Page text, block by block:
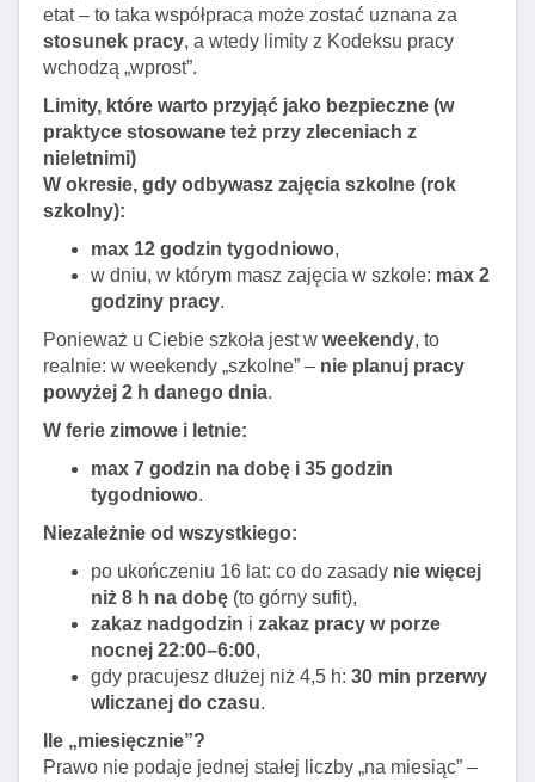
etat – to taka współpraca może zostać uznana za
stosunek pracy, a wtedy limity z Kodeksu pracy
wchodzą „wprost”.
Limity, które warto przyjąć jako bezpieczne (w
praktyce stosowane też przy zleceniach z
nieletnimi)
W okresie, gdy odbywasz zajęcia szkolne (rok
szkolny):
max 12 godzin tygodniowo,
w dniu, w którym masz zajęcia w szkole: max 2
godziny pracy.
Ponieważ u Ciebie szkoła jest w weekendy, to
realnie: w weekendy „szkolne” – nie planuj pracy
powyżej 2 h danego dnia.
W ferie zimowe i letnie:
max 7 godzin na dobę i 35 godzin
tygodniowo.
Niezależnie od wszystkiego:
po ukończeniu 16 lat: co do zasady nie więcej
niż 8 h na dobę (to górny sufit),
zakaz nadgodzin i zakaz pracy w porze
nocnej 22:00–6:00,
gdy pracujesz dłużej niż 4,5 h: 30 min przerwy
wliczanej do czasu.
Ile „miesięcznie”?
Prawo nie podaje jednej stałej liczby „na miesiąc” –